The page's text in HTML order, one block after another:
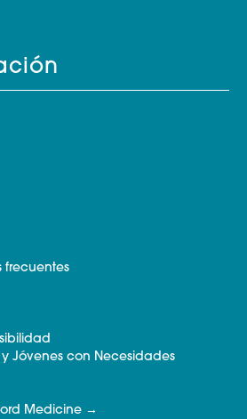
frecuentes
Jóvenes con Necesidades
Medicine